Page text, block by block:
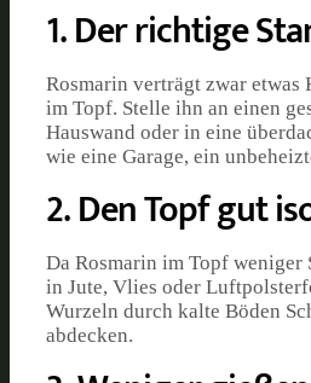
1. Der richtige
Rosmarin verträgt zwar etwas
im Topf. Stelle ihn an einen
Hauswand oder in eine
wie eine Garage, ein
2. Den Topf gut
Da Rosmarin im Topf
in Jute, Vlies oder
Wurzeln durch kalte Böden
abdecken.